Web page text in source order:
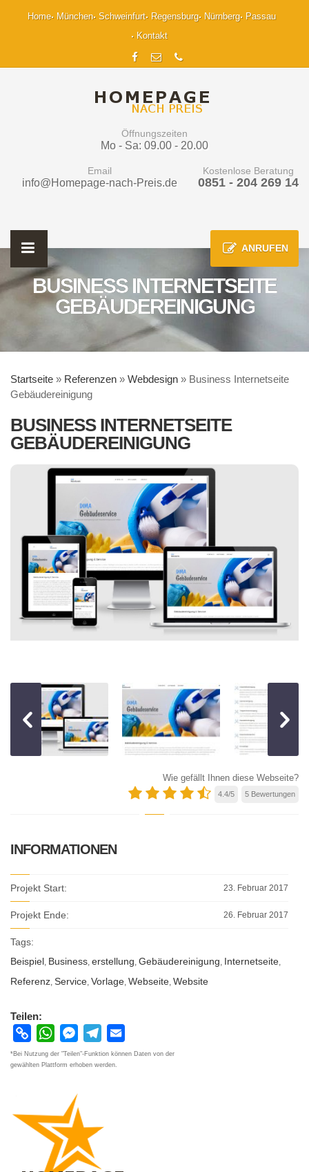
Home München Schweinfurt Regensburg Nürnberg
Passau
Kontakt
Öffnungszeiten
Mo - Sa: 09.00 - 20.00
Email
info@Homepage-nach-Preis.de
Kostenlose Beratung
0851 - 204 269 14
ANRUFEN
BUSINESS INTERNETSEITE
GEBÄUDEREINIGUNG
Startseite » Referenzen » Webdesign » Business Internetseite
Gebäudereinigung
BUSINESS INTERNETSEITE
GEBÄUDEREINIGUNG
Wie gefällt Ihnen diese Webseite?
4.4/5 5 Bewertungen
INFORMATIONEN
Projekt Start: 23. Februar 2017
Projekt Ende: 26. Februar 2017
Tags:
Beispiel, Business, erstellung, Gebäudereinigung, Internetseite,
Referenz, Service, Vorlage, Webseite, Website
Teilen:
Copy
Link
WhatsAppMessenger
Telegram
*Bei Nutzung der "Teilen"-Funktion können Daten von der
gewählten Plattform erhoben werden.